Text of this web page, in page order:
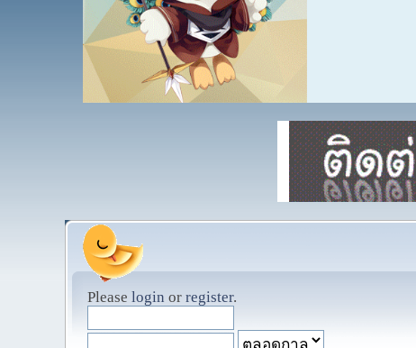
Please login or register.